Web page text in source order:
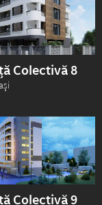
Colectivă 8
Colectivă 9